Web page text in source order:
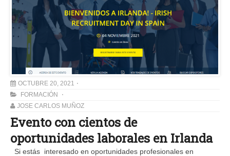
OCTUBRE 20, 2021
FORMACIÓN
JOSE CARLOS MUÑOZ
Evento con cientos de
oportunidades laborales en Irlanda
Si estás interesado en oportunidades profesionales en